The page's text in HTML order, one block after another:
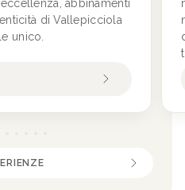
abbinamenti
di Vallepicciola
unico.